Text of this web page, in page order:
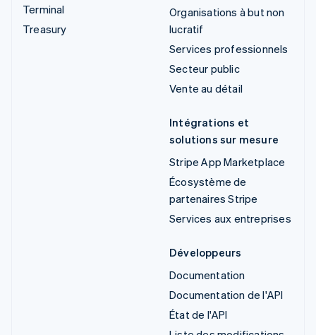
Terminal
Treasury
Organisations à but non
lucratif
Services professionnels
Secteur public
Vente au détail
Intégrations et
solutions sur mesure
Stripe App Marketplace
Écosystème de
partenaires Stripe
Services aux entreprises
Développeurs
Documentation
Documentation de l'API
État de l'API